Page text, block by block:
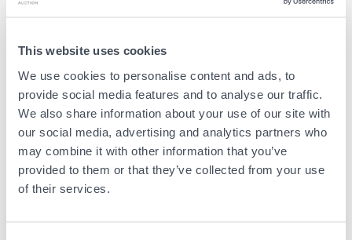
This website uses cookies
We use cookies to personalise content and ads, to
provide social media features and to analyse our traffic.
We also share information about your use of our site with
our social media, advertising and analytics partners who
may combine it with other information that you’ve
provided to them or that they’ve collected from your use
of their services.
Mått:
Inmatningsbänk:1645x630x850 mm
Disk:690x770x1510 mm
Utmatningsbänk: 1895x630x870 mm
Övrigt:
Blandare och diskbackar medföljer